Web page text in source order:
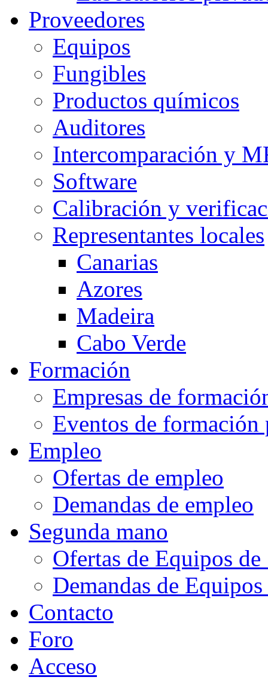
Proveedores
Equipos
Fungibles
Productos químicos
Auditores
Intercomparación y
Software
Calibración y
Representantes locales
Canarias
Azores
Madeira
Cabo Verde
Formación
Empresas de
Eventos de formación
Empleo
Ofertas de empleo
Demandas de empleo
Segunda mano
Ofertas de Equipos
Demandas de
Contacto
Foro
Acceso